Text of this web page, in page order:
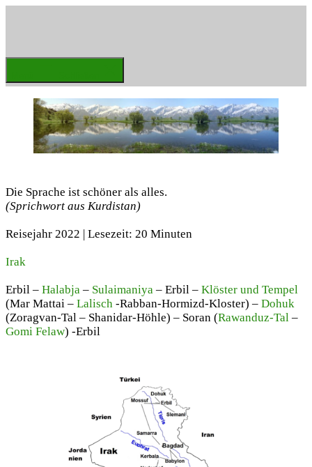
Weltenbummler
Die Sprache ist schöner als alles.
(Sprichwort aus Kurdistan)
Reisejahr 2022 | Lesezeit: 20 Minuten
Irak
Erbil – Halabja – Sulaimaniya – Erbil – Klöster und Tempel
(Mar Mattai – Lalisch -Rabban-Hormizd-Kloster) – Dohuk
(Zoragvan-Tal – Shanidar-Höhle) – Soran (Rawanduz-Tal –
Gomi Felaw) -Erbil